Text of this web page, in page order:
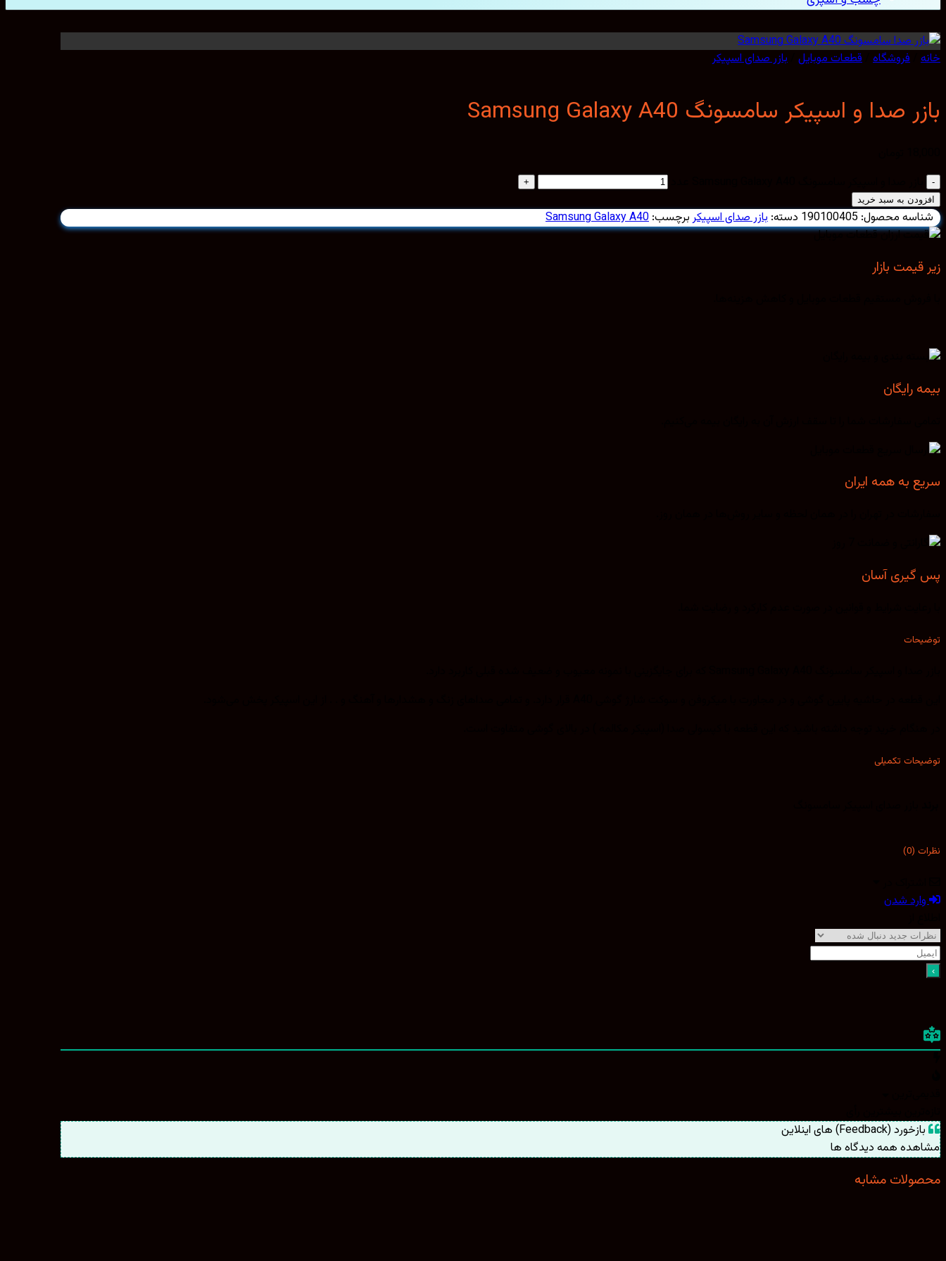
خانه فروشگاه قطعات موبایل بازر صدای اسپیکر
بازر صدا و اسپیکر سامسونگ Samsung Galaxy A40
افزودن به سبد خرید
شناسه محصول: 190100405 دسته: بازر صدای اسپیکر برچسب: Samsung Galaxy A40
زیر قیمت بازار
بیمه رایگان
سریع به همه ایران
پس گیری آسان
توضیحات
توضیحات تکمیلی
نظرات (0)
وارد شدن
بازخورد (Feedback) های اینلاین
مشاهده همه دیدگاه ها
محصولات مشابه